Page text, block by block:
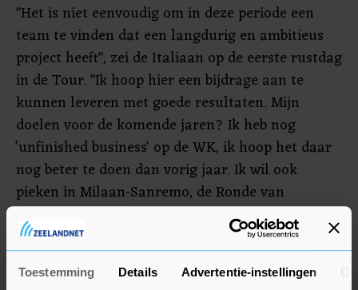
Toestemming Details Advertentie-instellingen
"Het is niet eenvoudig om in deze periode een
team te vinden dat een langdurig en ambitieus
project heeft", zei de Italiaan op de eerste rustdag
in de Tour. "Ik hoop hier een bijdrage aan te
kunnen leveren met goede resultaten. Mijn
doelen voor de komende jaren? Ik heb nog
'unfinished business' op de WK, ik hoop het daar
nog beter te doen dan vorig jaar. Ik wil ook
pieken in Milaan-Sanremo, de Ronde van
Vlaanderen en Parijs-Roubaix. En het is mijn doel
om de groene trui in de Tour de France te
winnen."